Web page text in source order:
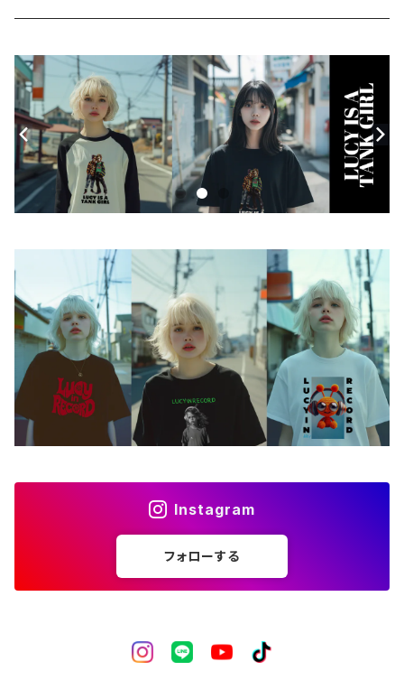
モバイルケース
Androidケース
iPhoneケース
スマホリング
ステッカー
アクセサリー
バッグ
アートワーク
フォトカード
ライフスタイル
Instagram
フォローする